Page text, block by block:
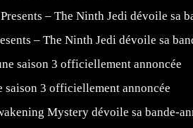
– The Ninth Jedi dévoile sa
saison 3 officiellement annoncée